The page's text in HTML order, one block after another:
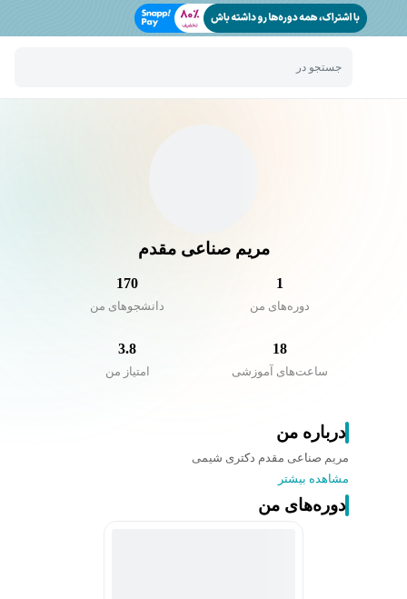
جستجو در
مریم صناعی مقدم
1
دوره‌های من
170
دانشجو‌های من
18
ساعت‌های آموزشی
3.8
امتیاز من
درباره من
مریم صناعی مقدم دکتری شیمی
مشاهده بیشتر
دوره‌های من